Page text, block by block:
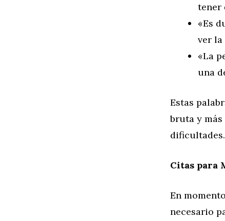
tener
«Es
ver la
«La
una
Estas
bruta y
dificultades.
Citas para
En
necesario